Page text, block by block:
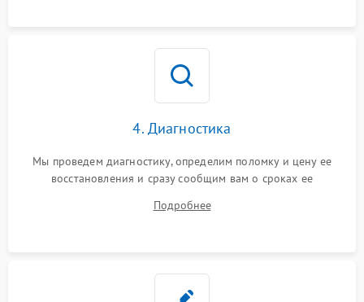
4. Диагностика
Мы проведем диагностику, определим поломку и цену ее
восстановления и сразу сообщим вам о сроках ее
Подробнее